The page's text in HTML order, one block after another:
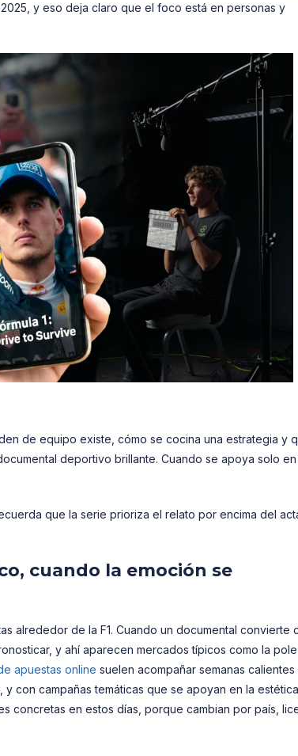
y eso deja claro que el foco está en personas y
de equipo existe, cómo se cocina una estrategia y
deportivo brillante. Cuando se apoya solo en
que la serie prioriza el relato por encima del
cuando la emoción se
alrededor de la F1. Cuando un documental convierte
y ahí aparecen mercados típicos como la
apuestas online suelen acompañar semanas calientes
con campañas temáticas que se apoyan en la
concretas en estos días, porque cambian por país,